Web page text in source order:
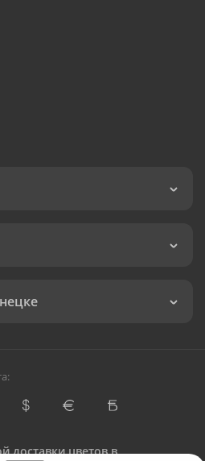
доставки цветов в